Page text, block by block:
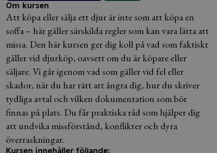
Om kursen
Att köpa eller sälja ett djur är inte som att köpa en
soffa – här gäller särskilda regler som kan vara lätta att
missa. Den här kursen ger dig koll på vad som faktiskt
gäller vid djurköp, oavsett om du är köpare eller
säljare. Vi går igenom vad som gäller vid fel eller
skador, när du har rätt att ångra dig, hur du skriver
tydliga avtal och vilken dokumentation som bör
finnas på plats. Du får praktiska råd som hjälper dig
att undvika missförstånd, konflikter och dyra
överraskningar.
Kursen innehåller följande: